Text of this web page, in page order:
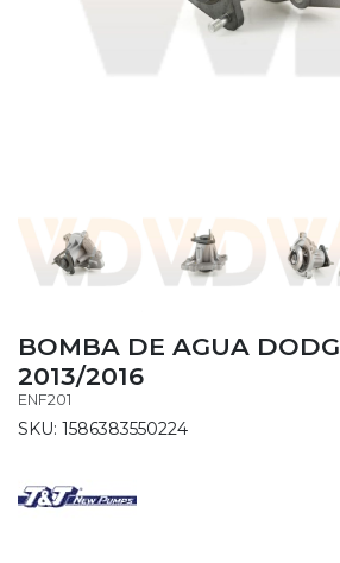
BOMBA DE AGUA
2013/2016
ENF201
SKU: 1586383550224